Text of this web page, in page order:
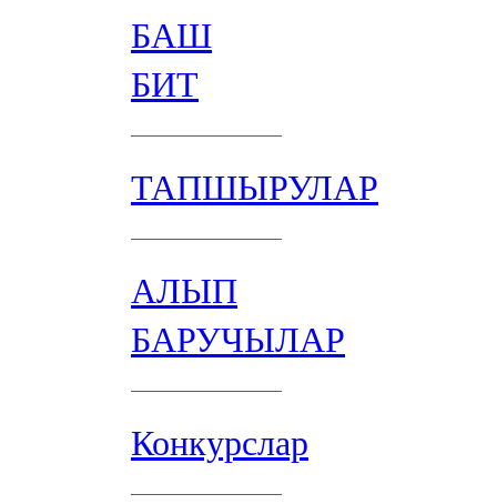
БАШ
БИТ
ТАПШЫРУЛАР
АЛЫП
БАРУЧЫЛАР
Конкурслар